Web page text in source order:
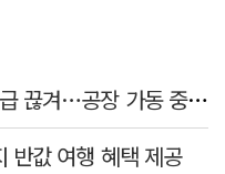
대구경북 두부업계 '수입콩' 공급 끊겨…공장 가동 중단 등 '존폐기로'
반값 여행 혜택 제공